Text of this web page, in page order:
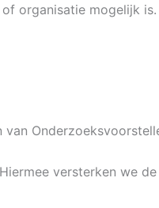
organisatie mogelijk is.
versterken we